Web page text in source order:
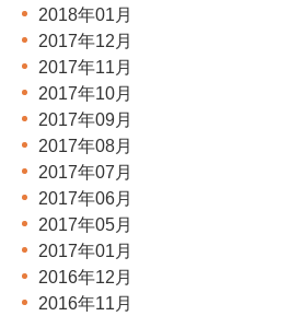
2018年01月
2017年12月
2017年11月
2017年10月
2017年09月
2017年08月
2017年07月
2017年06月
2017年05月
2017年01月
2016年12月
2016年11月